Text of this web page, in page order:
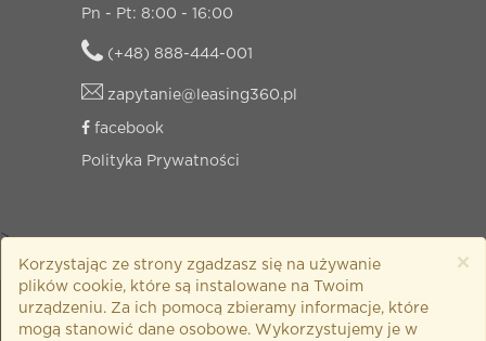
Pn - Pt: 8:00 - 16:00
(+48) 888-444-001
zapytanie@leasing360.pl
facebook
Polityka Prywatności
>
© Copyright „WRONA” Sławomir Wrona 2018. Informacje
×
Korzystając ze strony zgadzasz się na używanie
plików cookie, które są instalowane na Twoim
urządzeniu. Za ich pomocą zbieramy informacje, które
mogą stanowić dane osobowe. Wykorzystujemy je w